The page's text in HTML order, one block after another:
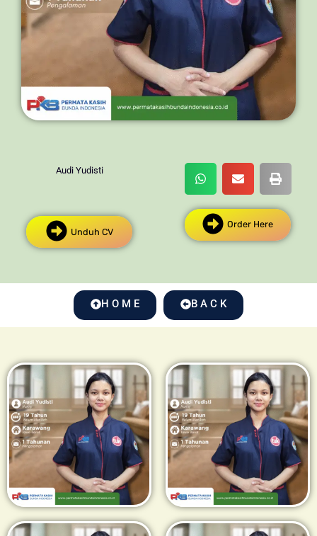
Audi Yudisti
Unduh CV
Order Here
H O M E B A C K